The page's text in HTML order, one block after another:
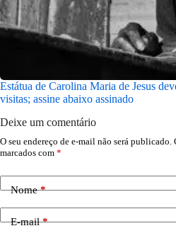
Estátua de Carolina Maria de Jesus
visitas; assine abaixo assinado
Deixe um comentário
O seu endereço de e-mail não será publicado.
marcados com *
Nome*
E-mail*